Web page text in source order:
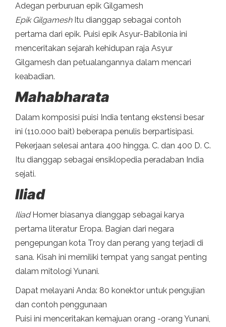
Adegan perburuan epik Gilgamesh
Epik GilgameshItu dianggap sebagai contoh
pertama dari epik. Puisi epik Asyur-Babilonia ini
menceritakan sejarah kehidupan raja Asyur
Gilgamesh dan petualangannya dalam mencari
keabadian.
Mahabharata
Dalam komposisi puisi India tentang ekstensi besar
ini (110.000 bait) beberapa penulis berpartisipasi.
Pekerjaan selesai antara 400 hingga. C. dan 400 D. C.
Itu dianggap sebagai ensiklopedia peradaban India
sejati.
Iliad
IliadHomer biasanya dianggap sebagai karya
pertama literatur Eropa. Bagian dari negara
pengepungan kota Troy dan perang yang terjadi di
sana. Kisah ini memiliki tempat yang sangat penting
dalam mitologi Yunani.
Dapat melayani Anda: 80 konektor untuk pengujian
dan contoh penggunaan
Puisi ini menceritakan kemajuan orang -orang Yunani,